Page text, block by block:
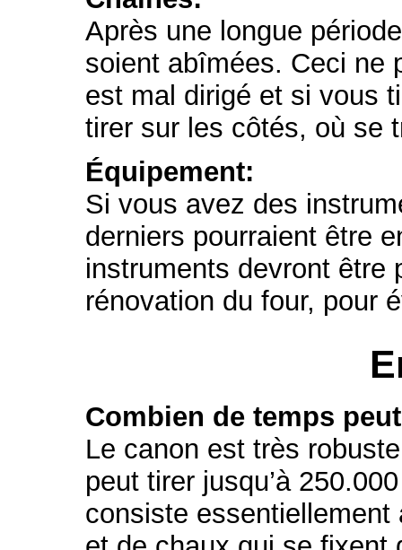
Après une longue
soient abîmées. Ceci ne
est mal dirigé et si vous
tirer sur les côtés, où se
Équipement:
Si vous avez des
derniers pourraient être
instruments devront être
rénovation du four, pour
Combien de temps
Le canon est très
peut tirer jusqu’à
consiste